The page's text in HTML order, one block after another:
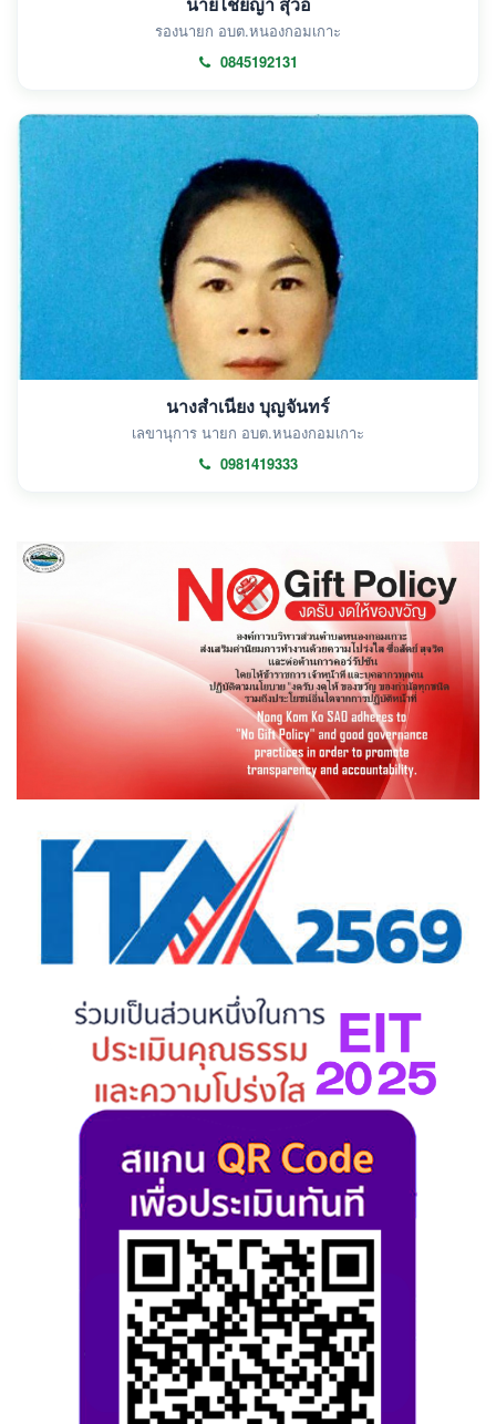
รองนายก อบต.หนองกอมเกาะ
0845192131
นางสำเนียง บุญจันทร์
เลขานุการ นายก อบต.หนองกอมเกาะ
0981419333